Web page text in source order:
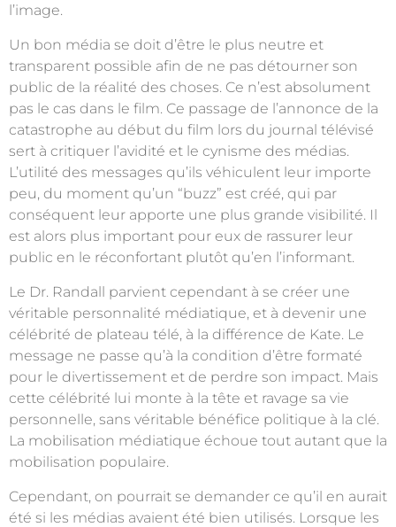
l’image.
Un bon média se doit d’être le plus neutre et
transparent possible afin de ne pas détourner son
public de la réalité des choses. Ce n’est absolument
pas le cas dans le film. Ce passage de l’annonce de la
catastrophe au début du film lors du journal télévisé
sert à critiquer l’avidité et le cynisme des médias.
L’utilité des messages qu’ils véhiculent leur importe
peu, du moment qu’un “buzz” est créé, qui par
conséquent leur apporte une plus grande visibilité. Il
est alors plus important pour eux de rassurer leur
public en le réconfortant plutôt qu’en l’informant.
Le Dr. Randall parvient cependant à se créer une
véritable personnalité médiatique, et à devenir une
célébrité de plateau télé, à la différence de Kate. Le
message ne passe qu’à la condition d’être formaté
pour le divertissement et de perdre son impact. Mais
cette célébrité lui monte à la tête et ravage sa vie
personnelle, sans véritable bénéfice politique à la clé.
La mobilisation médiatique échoue tout autant que la
mobilisation populaire.
Cependant, on pourrait se demander ce qu’il en aurait
été si les médias avaient été bien utilisés. Lorsque les